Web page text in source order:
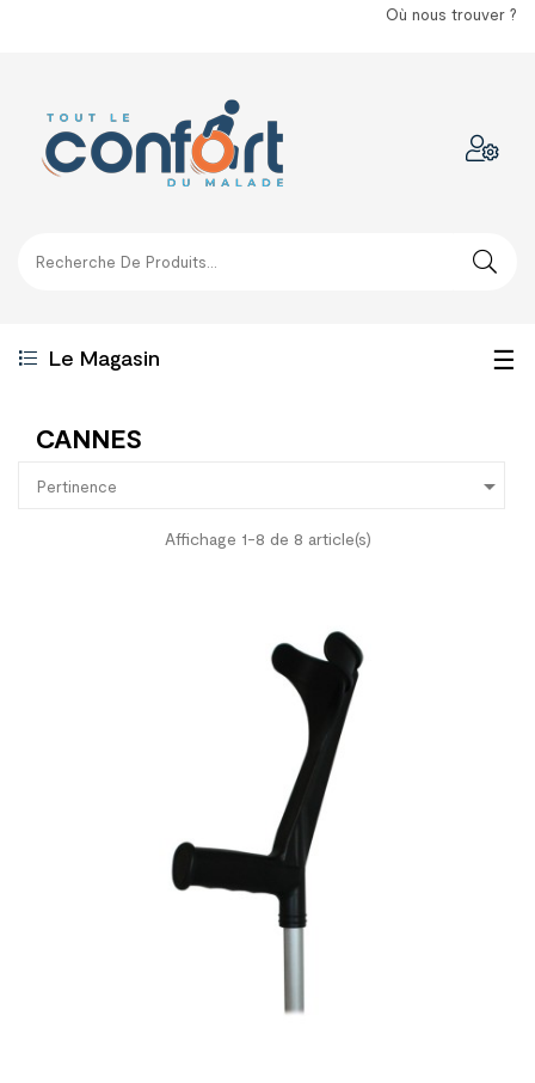
Où nous trouver ?
Le Magasin ☰
CANNES
Pertinence 
Affichage 1-8 de 8 article(s)